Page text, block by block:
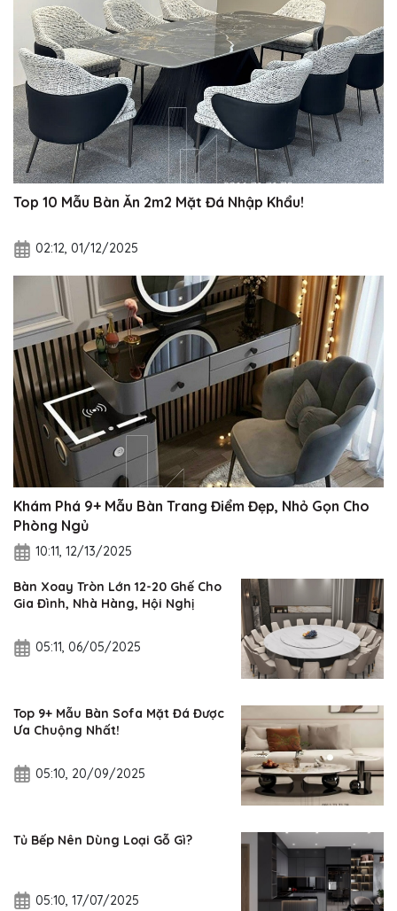
Top 10 Mẫu Bàn Ăn 2m2 Mặt Đá Nhập Khẩu!
02:12, 01/12/2025
Khám Phá 9+ Mẫu Bàn Trang Điểm Đẹp, Nhỏ Gọn Cho
Phòng Ngủ
10:11, 12/13/2025
Bàn Xoay Tròn Lớn 12-20 Ghế Cho
Gia Đình, Nhà Hàng, Hội Nghị
05:11, 06/05/2025
Top 9+ Mẫu Bàn Sofa Mặt Đá Được
Ưa Chuộng Nhất!
05:10, 20/09/2025
Tủ Bếp Nên Dùng Loại Gỗ Gì?
05:10, 17/07/2025